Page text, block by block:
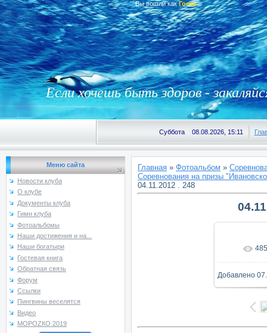
Вы вошли как Гость
Если хочешь быть здоров -
Суббота 08.08.2026, 15:11
Меню сайта
Новости клуба
О клубе
Документы клуба
Гимн клуба
Фотоальбомы
Наши достижения и на...
Наши богатыри
Гостевая книга
Обратная связь
Форум
Ссылки
Пингвины веселятся
Видео
МОРОZКО 2019
Главная » Фотоальбом »
Соревнования на призы
04.11.2012 . 248
В 485
Добавлено